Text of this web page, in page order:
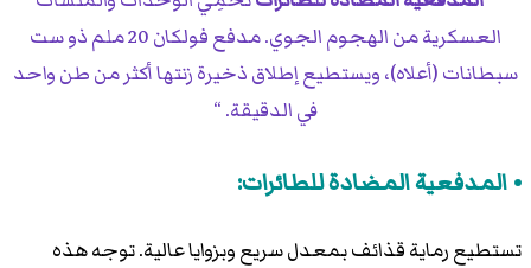
العسكرية من الهجوم الجوي. مدفع فولكان 20 ملم ذو ست
سبطانات (أعلاه)، ويستطيع إطلاق ذخيرة زنتها أكثر من طن واحد
في الدقيقة.
المدفعية المضادة للطائرات:
تستطيع رماية قذائف بمعدل سريع وبزوايا عالية. توجه هذه